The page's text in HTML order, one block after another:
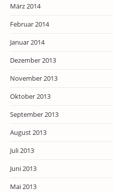
März 2014
Februar 2014
Januar 2014
Dezember 2013
November 2013
Oktober 2013
September 2013
August 2013
Juli 2013
Juni 2013
Mai 2013